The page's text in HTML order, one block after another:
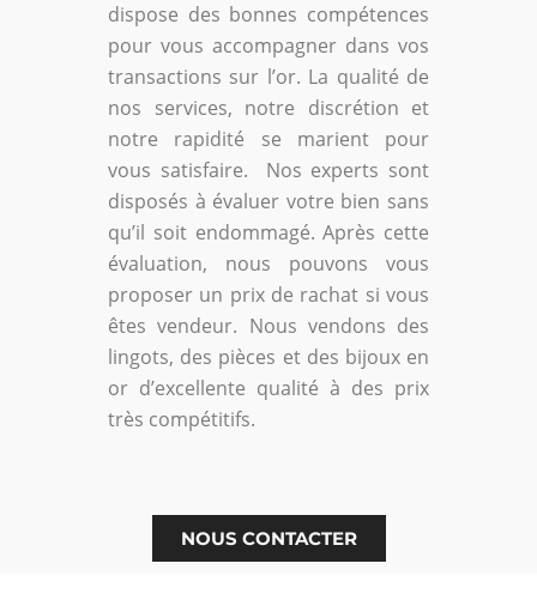
dispose des bonnes compétences
pour vous accompagner dans vos
transactions sur l’or. La qualité de
nos services, notre discrétion et
notre rapidité se marient pour
vous satisfaire. Nos experts sont
disposés à évaluer votre bien sans
qu’il soit endommagé. Après cette
évaluation, nous pouvons vous
proposer un prix de rachat si vous
êtes vendeur. Nous vendons des
lingots, des pièces et des bijoux en
or d’excellente qualité à des prix
très compétitifs.
NOUS CONTACTER